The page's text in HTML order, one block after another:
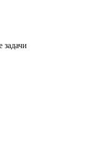
задачи